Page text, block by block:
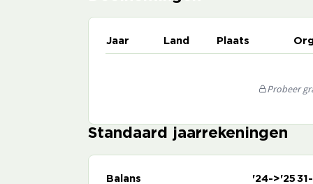
Jaar Land Plaats
Probeer
Standaard jaarrekeningen
Balans '24->'25